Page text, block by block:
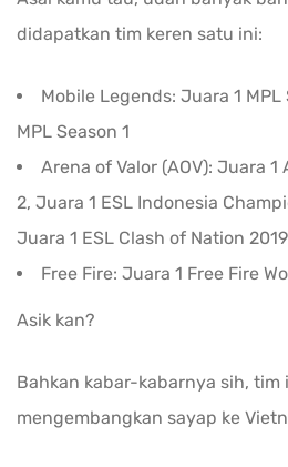
didapatkan tim keren satu ini:
Mobile Legends: Juara 1
MPL Season 1
Arena of Valor (AOV): Juara 1
2, Juara 1 ESL Indonesia
Juara 1 ESL Clash of Nation 2019
Free Fire: Juara 1 Free Fire
Asik kan?
Bahkan kabar-kabarnya sih, tim
mengembangkan sayap ke